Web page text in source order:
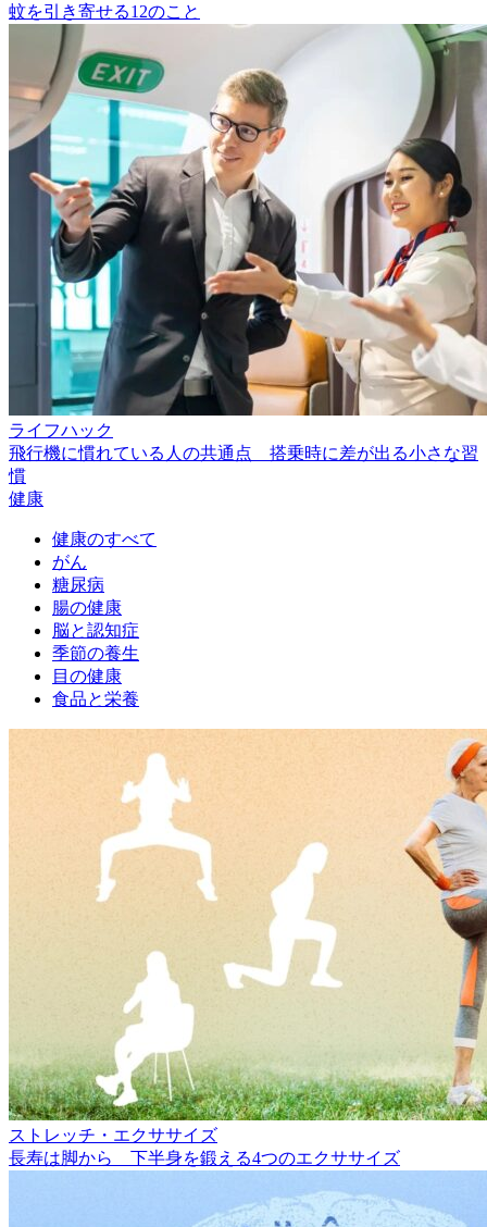
蚊を引き寄せる12のこと
ライフハック
飛行機に慣れている人の共通点 搭乗時に差が出る小さな習
慣
健康
健康のすべて
がん
糖尿病
腸の健康
脳と認知症
季節の養生
目の健康
食品と栄養
ストレッチ・エクササイズ
長寿は脚から 下半身を鍛える4つのエクササイズ